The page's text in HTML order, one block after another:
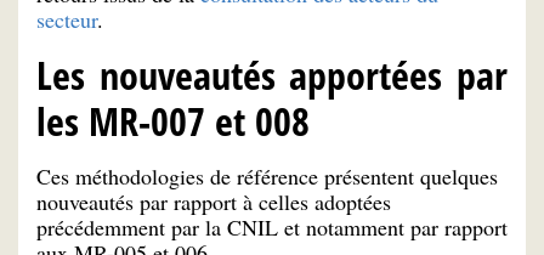
secteur.
Les nouveautés apportées par
les MR-007 et 008
Ces méthodologies de référence présentent quelques
nouveautés par rapport à celles adoptées
précédemment par la CNIL et notamment par rapport